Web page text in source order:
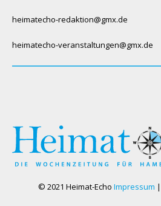
heimatecho-redaktion@gmx.de
heimatecho-veranstaltungen@gmx.de
© 2021 Heimat-Echo Impressum |